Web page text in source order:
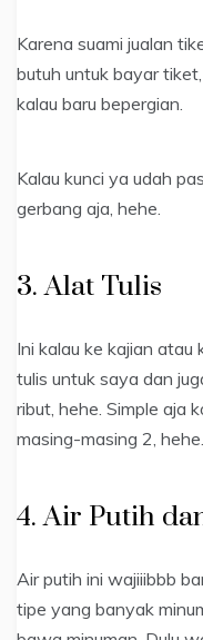
Karena suami jualan
butuh untuk bayar
kalau baru bepergian.
Kalau kunci ya udah
gerbang aja, hehe.
3. Alat Tulis
Ini kalau ke kajian
tulis untuk saya dan
ribut, hehe. Simple aja
masing-masing 2, hehe.
4. Air Putih
Air putih ini wajiiibbb
tipe yang banyak